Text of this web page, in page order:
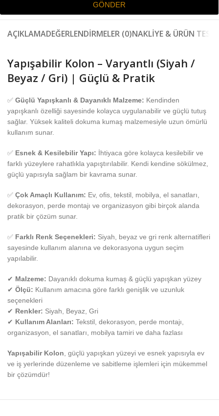
GÖNDER
AÇIKLAMADEĞERLENDIRMELER (0)NAKLIYE & ÜRÜN
Yapışabilir Kolon – Varyantlı (Siyah /
Beyaz / Gri) | Güçlü & Pratik
✅ Güçlü Yapışkanlı & Dayanıklı Malzeme: Kendinden
yapışkanlı özelliği sayesinde kolayca uygulanabilir ve güçlü tutuş
sağlar. Yüksek kaliteli dokuma kumaş malzemesiyle uzun ömürlü
kullanım sunar.
✅ Esnek & Kesilebilir Yapı: İhtiyaca göre kolayca kesilebilir ve
farklı yüzeylere rahatlıkla yapıştırılabilir. Kendi kendine sökülmez,
güçlü yapısıyla sağlam bir kavrama sunar.
✅ Çok Amaçlı Kullanım: Ev, ofis, tekstil, mobilya, el sanatları,
dekorasyon, perde montajı ve organizasyon gibi birçok alanda
pratik bir çözüm sunar.
✅ Farklı Renk Seçenekleri: Siyah, beyaz ve gri renk alternatifleri
sayesinde kullanım alanına ve dekorasyona uygun seçim
yapılabilir.
✔ Malzeme: Dayanıklı dokuma kumaş & güçlü yapışkan yüzey
✔ Ölçü: Kullanım amacına göre farklı genişlik ve uzunluk
seçenekleri
✔ Renkler: Siyah, Beyaz, Gri
✔ Kullanım Alanları: Tekstil, dekorasyon, perde montajı,
organizasyon, el sanatları, mobilya tamiri ve daha fazlası
Yapışabilir Kolon , güçlü yapışkan yüzeyi ve esnek yapısıyla ev
ve iş yerlerinde düzenleme ve sabitleme işlemleri için mükemmel
bir çözümdür!